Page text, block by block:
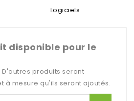
Logiciels
disponible pour le
produits seront
à mesure qu'ils seront ajoutés.